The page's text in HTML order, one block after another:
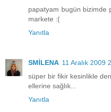
papatyam bugün bizimde
markete :(
Yanıtla
SMİLENA 11 Aralık 2009
süper bir fikir kesinlikle
ellerine sağlık...
Yanıtla